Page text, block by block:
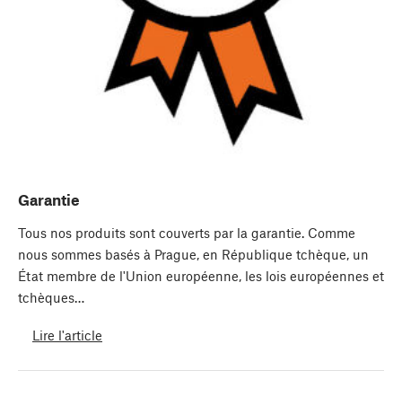
Garantie
Tous nos produits sont couverts par la garantie. Comme
nous sommes basés à Prague, en République tchèque, un
État membre de l'Union européenne, les lois européennes et
tchèques…
Lire l'article